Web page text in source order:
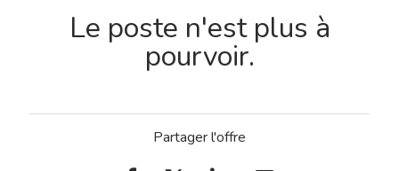
Le poste n'est plus à
pourvoir.
Partager l'offre